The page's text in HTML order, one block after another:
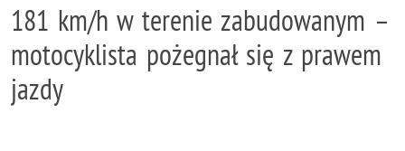
181 km/h w terenie zabudowanym –
motocyklista pożegnał się z prawem
jazdy